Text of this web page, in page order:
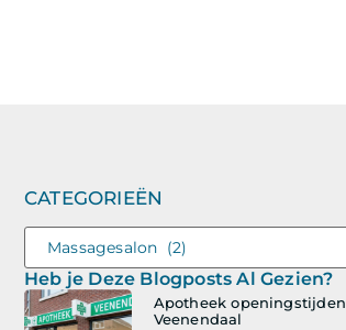
CATEGORIEËN
Heb je Deze Blogposts Al Gezien?
Apotheek openingstijden
Veenendaal